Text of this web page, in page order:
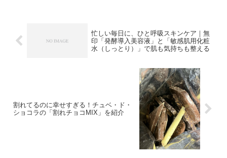
忙しい毎日に、ひと呼吸スキンケア｜無
印「発酵導入美容液」と「敏感肌用化粧
水（しっとり）」で肌も気持ちも整える
割れてるのに幸せすぎる！チュベ・ド・
ショコラの「割れチョコMIX」を紹介